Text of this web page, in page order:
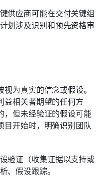
供应商可能在交付关键组
划涉及识别和预先资格审
为真实的信念或假设。
益相关者期望的任何方
，但未经验证的假设可能
目开始时，明确识别团队
验证（收集证据以支持或
、假设跟踪。